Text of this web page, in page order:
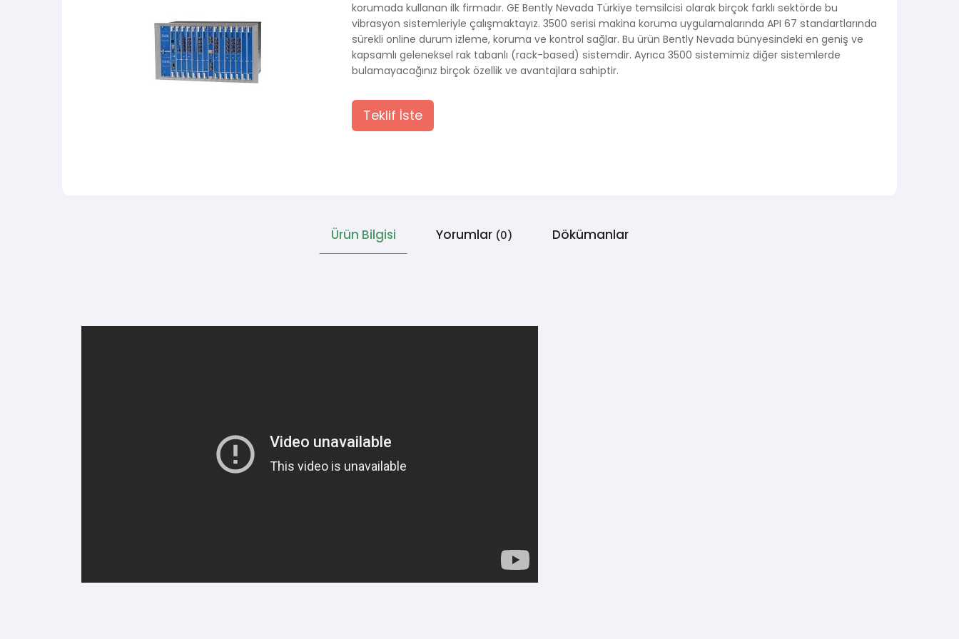
korumada kullanan ilk firmadır. GE Bently Nevada Türkiye temsilcisi olarak birçok farklı sektörde bu
vibrasyon sistemleriyle çalışmaktayız. 3500 serisi makina koruma uygulamalarında API 67 standartlarında
sürekli online durum izleme, koruma ve kontrol sağlar. Bu ürün Bently Nevada bünyesindeki en geniş ve
kapsamlı geleneksel rak tabanlı (rack-based) sistemdir. Ayrıca 3500 sistemimiz diğer sistemlerde
bulamayacağınız birçok özellik ve avantajlara sahiptir.
Teklif İste
Ürün Bilgisi Yorumlar (0) Dökümanlar